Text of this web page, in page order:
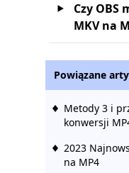
Czy OBS
MKV na
Powiązane
Metody 3 i
konwersji
2023
na MP4